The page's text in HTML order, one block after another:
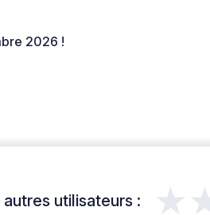
2026 !
utilisateurs :